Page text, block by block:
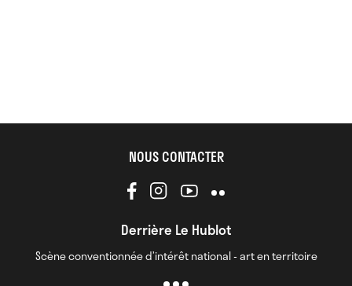
NOUS CONTACTER
Derrière Le Hublot
Scène conventionnée d’intérêt national - art en territoire